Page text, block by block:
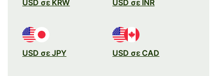
USD σε KRW USD σε INR
USD σε JPY USD σε CAD